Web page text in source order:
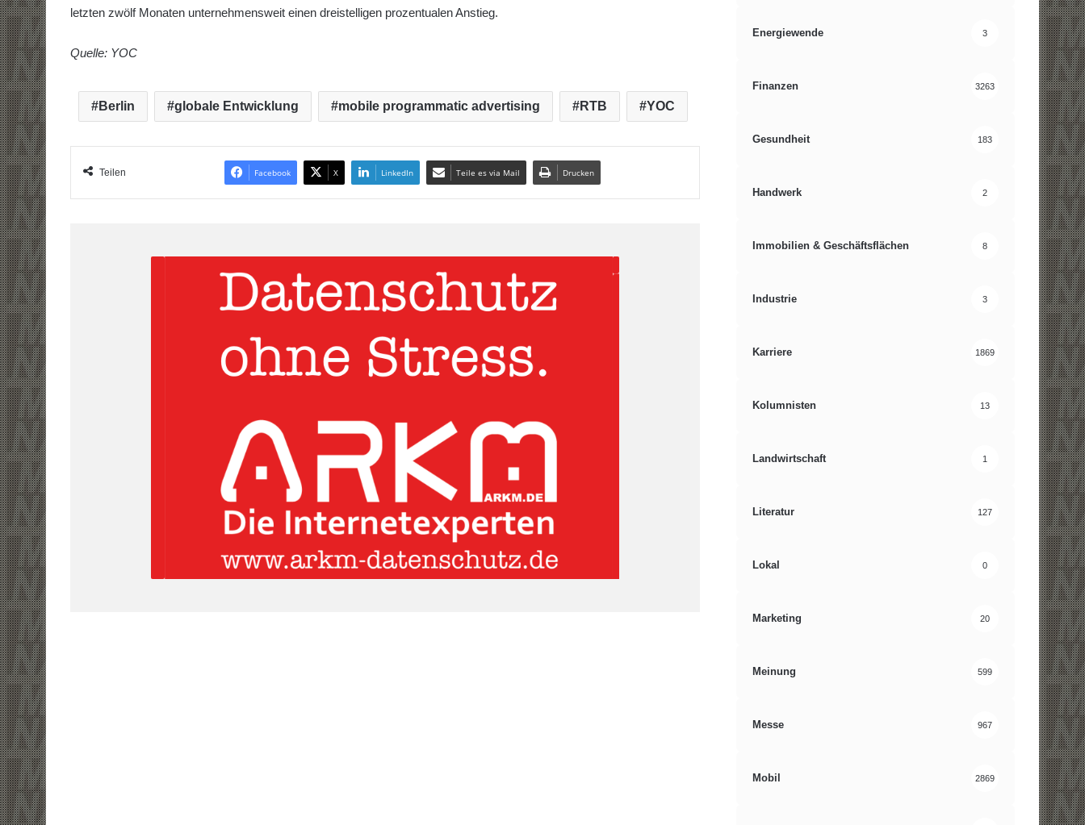
letzten zwölf Monaten unternehmensweit einen dreistelligen prozentualen Anstieg.
Quelle: YOC
Berlin globale Entwicklung mobile programmatic advertising RTB YOC
Teilen Facebook X LinkedIn Teile es via Mail Drucken
Energiewende 3
Finanzen 3263
Gesundheit 183
Handwerk 2
Immobilien & Geschäftsflächen 8
Industrie 3
Karriere 1869
Kolumnisten 13
Landwirtschaft 1
Literatur 127
Lokal 0
Marketing 20
Meinung 599
Messe 967
Mobil 2869